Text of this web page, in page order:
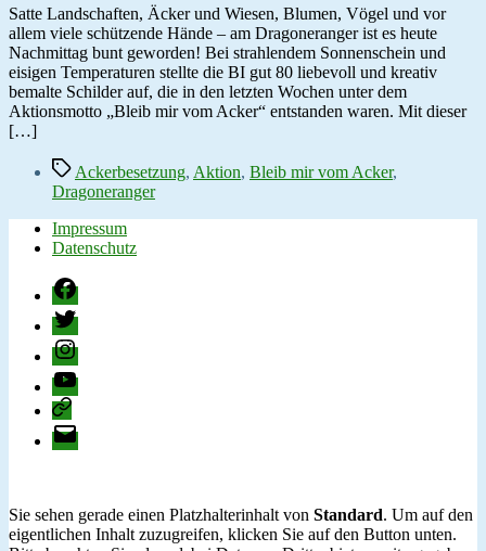
vom
Acker“
–
Symbolische
Ackerbesetzung
Satte Landschaften, Äcker und Wiesen, Blumen, Vögel und vor
allem viele schützende Hände – am Dragoneranger ist es heute
Nachmittag bunt geworden! Bei strahlendem Sonnenschein und
eisigen Temperaturen stellte die BI gut 80 liebevoll und kreativ
bemalte Schilder auf, die in den letzten Wochen unter dem
Aktionsmotto „Bleib mir vom Acker“ entstanden waren. Mit dieser
[…]
Schlagwörter
Ackerbesetzung, Aktion, Bleib mir vom Acker,
Dragoneranger
Impressum
Datenschutz
Facebook
Twitter
Instagram
YouTube
change.org
E-
Mail
Sie sehen gerade einen Platzhalterinhalt von Standard. Um auf den
eigentlichen Inhalt zuzugreifen, klicken Sie auf den Button unten.